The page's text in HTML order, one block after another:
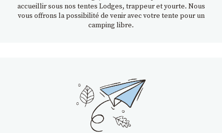
accueillir sous nos tentes Lodges, trappeur et yourte. Nous
vous offrons la possibilité de venir avec votre tente pour un
camping libre.